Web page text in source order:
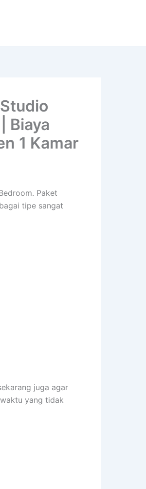
Biaya
1 Kamar
Paket
tipe sangat
juga agar
yang tidak